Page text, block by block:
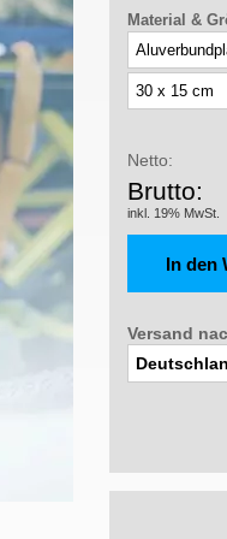
Material &
Netto:
Brutto:
inkl. 19% MwSt.
Versand